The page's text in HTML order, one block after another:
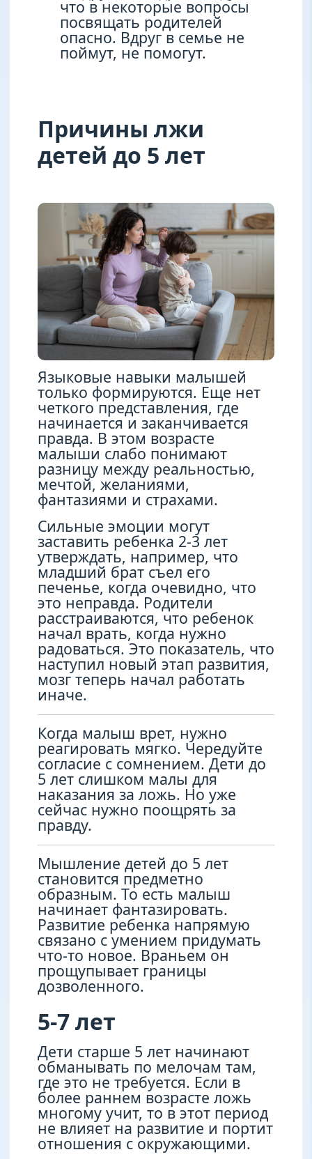
что в некоторые вопросы
посвящать родителей
опасно. Вдруг в семье не
поймут, не помогут.
Причины лжи
детей до 5 лет
Языковые навыки малышей
только формируются. Еще нет
четкого представления, где
начинается и заканчивается
правда. В этом возрасте
малыши слабо понимают
разницу между реальностью,
мечтой, желаниями,
фантазиями и страхами.
Сильные эмоции могут
заставить ребенка 2-3 лет
утверждать, например, что
младший брат съел его
печенье, когда очевидно, что
это неправда. Родители
расстраиваются, что ребенок
начал врать, когда нужно
радоваться. Это показатель, что
наступил новый этап развития,
мозг теперь начал работать
иначе.
Когда малыш врет, нужно
реагировать мягко. Чередуйте
согласие с сомнением. Дети до
5 лет слишком малы для
наказания за ложь. Но уже
сейчас нужно поощрять за
правду.
Мышление детей до 5 лет
становится предметно
образным. То есть малыш
начинает фантазировать.
Развитие ребенка напрямую
связано с умением придумать
что-то новое. Враньем он
прощупывает границы
дозволенного.
5-7 лет
Дети старше 5 лет начинают
обманывать по мелочам там,
где это не требуется. Если в
более раннем возрасте ложь
многому учит, то в этот период
не влияет на развитие и портит
отношения с окружающими.